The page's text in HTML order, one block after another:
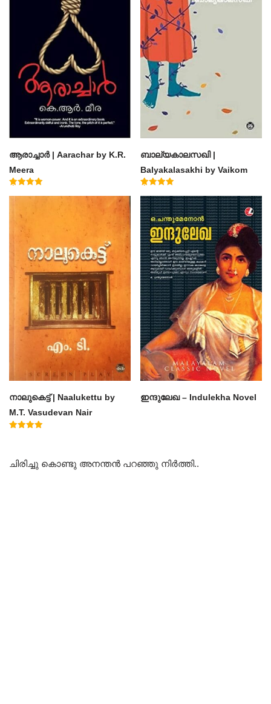
ആരാച്ചാര്‍ | Aarachar by K.R.
Meera
ബാല്യകാലസഖി |
Balyakalasakhi by Vaikom
Muhammad Basheer
4.60
out of 5
നാലുകെട്ട് | Naalukettu by
M.T. Vasudevan Nair
ഇന്ദുലേഖ – Indulekha Novel
ചിരിച്ചു കൊണ്ടു അനന്തൻ പറഞ്ഞു നിർത്തി..